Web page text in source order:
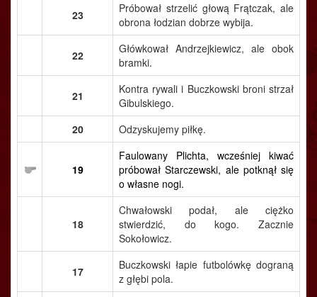
23
Próbował strzelić głową Frątczak, ale
obrona łodzian dobrze wybija.
22
Główkował Andrzejkiewicz, ale obok
bramki.
21
Kontra rywali i Buczkowski broni strzał
Gibulskiego.
20
Odzyskujemy piłkę.
19
Faulowany Plichta, wcześniej kiwać
próbował Starczewski, ale potknął się
o własne nogi.
18
Chwałowski podał, ale ciężko
stwierdzić, do kogo. Zacznie
Sokołowicz.
17
Buczkowski łapie futbolówkę dograną
z głębi pola.